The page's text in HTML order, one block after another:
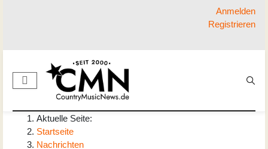
Anmelden
Registrieren
Aktuelle Seite:
Startseite
Nachrichten